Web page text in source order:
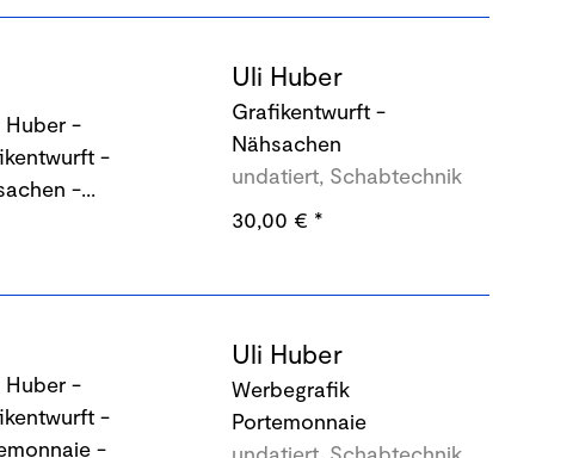
Uli Huber
Grafikentwurft -
Nähsachen
undatiert, Schabtechnik
30,00 € *
Uli Huber
Werbegrafik
Portemonnaie